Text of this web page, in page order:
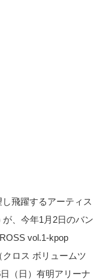
飛躍するアーティス
、今年1月2日のバン
vol.1-kpop
ロス ボリュームツ
（日）有明アリーナ